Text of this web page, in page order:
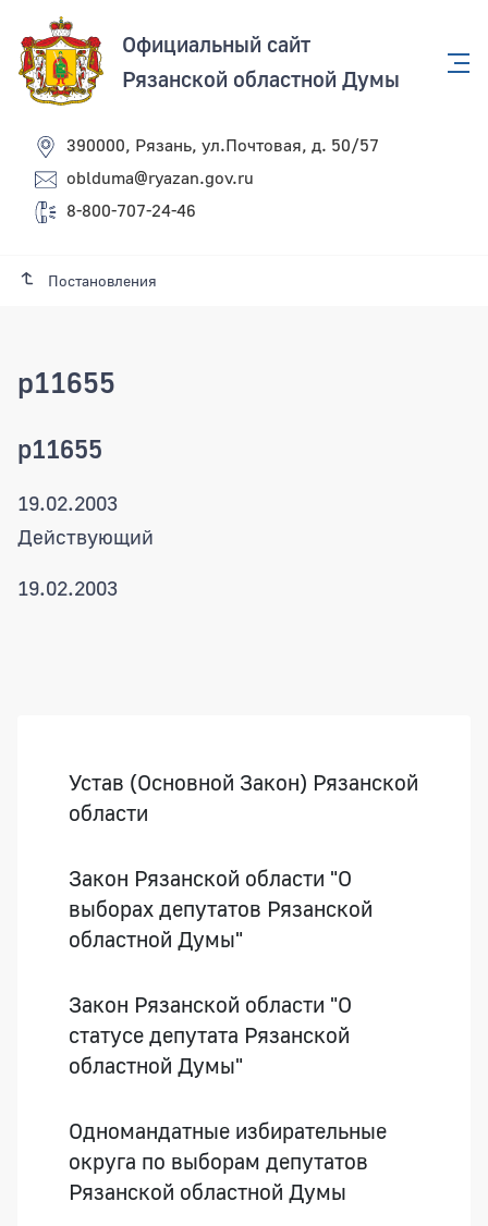
Официальный сайт
Рязанской областной Думы
390000, Рязань, ул.Почтовая, д. 50/57
oblduma@ryazan.gov.ru
8-800-707-24-46
Постановления
p11655
p11655
19.02.2003
Действующий
19.02.2003
Устав (Основной Закон) Рязанской
области
Закон Рязанской области "О
выборах депутатов Рязанской
областной Думы"
Закон Рязанской области "О
статусе депутата Рязанской
областной Думы"
Одномандатные избирательные
округа по выборам депутатов
Рязанской областной Думы